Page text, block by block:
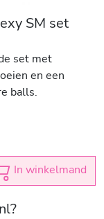
SM set
set met
en een
balls.
In winkelmand